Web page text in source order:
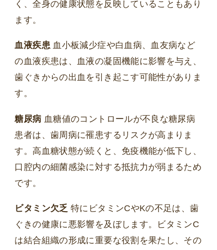
く、全身の健康状態を反映していることもあり
ます。
血液疾患血小板減少症や白血病、血友病など
の血液疾患は、血液の凝固機能に影響を与え、
歯ぐきからの出血を引き起こす可能性がありま
す。
糖尿病 血糖値のコントロールが不良な糖尿病
患者は、歯周病に罹患するリスクが高まりま
す。高血糖状態が続くと、免疫機能が低下し、
口腔内の細菌感染に対する抵抗力が弱まるため
です。
ビタミン欠乏 特にビタミンCやKの不足は、歯
ぐきの健康に悪影響を及ぼします。ビタミンC
は結合組織の形成に重要な役割を果たし、その